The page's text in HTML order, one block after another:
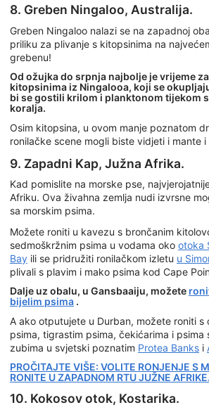
8. Greben Ningaloo, Australija.
Greben Ningaloo nalazi se na zapadnoj
priliku za plivanje s kitopsinima na
grebenu!
Od ožujka do srpnja najbolje je vrijeme
kitopsinima iz Ningalooa, koji se
bi se gostili krilom i planktonom tijekom
koralja.
Osim kitopsina, u ovom manje poznatom
ronilačke scene mogli biste vidjeti i mante
9. Zapadni Kap, Južna Afrika.
Kad pomislite na morske pse,
Afriku. Ova živahna zemlja nudi izvrsne
sa morskim psima.
Možete roniti u kavezu s brončanim
sedmoškržnim psima u vodama oko otoka
Bay ili se pridružiti ronilačkom izletu u
plivali s plavim i mako psima kod Cape
Dalje uz obalu, u Gansbaaiju, možete
bijelim psima .
A ako otputujete u Durban, možete roniti s
psima, tigrastim psima, čekićarima i psima
zubima u svjetski poznatim Protea Banks i
PROČITAJTE VIŠE: VOLITE RONJENJE S
RONITE U ZAPADNOM RTU JUŽNE AFRIKE.
10. Kokosov otok, Kostarika.